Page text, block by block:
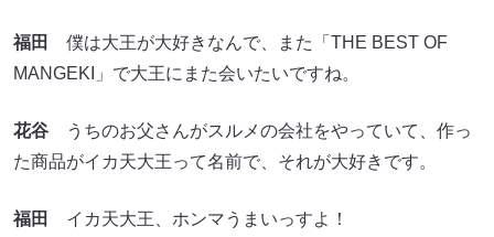
福田
僕は大王が大好きなんで、また「THE BEST OF
MANGEKI」で大王にまた会いたいですね。
花谷 うちのお父さんがスルメの会社をやっていて、作っ
た商品がイカ天大王って名前で、それが大好きです。
福田 イカ天大王、ホンマうまいっすよ！